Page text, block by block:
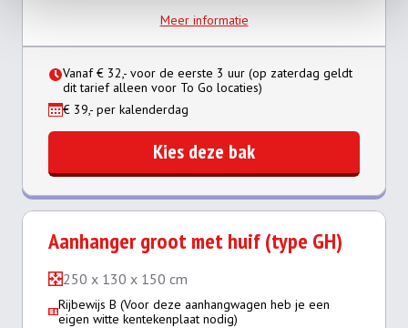
Meer informatie
Vanaf € 32,- voor de eerste 3 uur (op zaterdag geldt
dit tarief alleen voor To Go locaties)
€ 39,- per kalenderdag
Kies deze bak
Aanhanger groot met huif (type GH)
250 x 130 x 150 cm
Rijbewijs B (Voor deze aanhangwagen heb je een
eigen witte kentekenplaat nodig)